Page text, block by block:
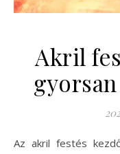
Akril
Az akril festés kezdőknek eleinte kicsit bonyolult lehet,